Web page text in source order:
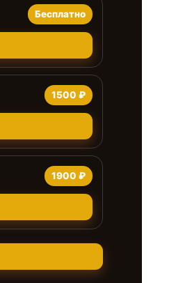
Бесплатно
1500 ₽
1900 ₽